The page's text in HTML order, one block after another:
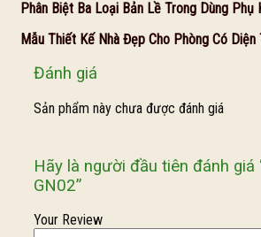
Phân Biệt Ba Loại Bản Lề Trong Dùng
Mẫu Thiết Kế Nhà Đẹp Cho Phòng Có Diện
Đánh giá
Sản phẩm này chưa được đánh giá
Hãy là người đầu tiên đánh giá
GN02”
Your Review